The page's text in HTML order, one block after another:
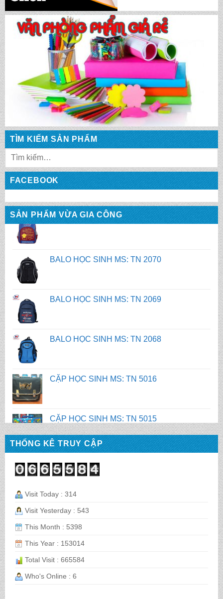
TÌM KIẾM SẢN PHẨM
FACEBOOK
SẢN PHẨM VỪA GIA CÔNG
CẶP HỌC SINH MS: TN 5009
CẶP HỌC SINH MS: TN 5008
CẶP HỌC SINH MS: TN 5007
BALO HỌC SINH MS: TN 2058
BALO HỌC SINH MS: TN 2056
BALO HỌC SINH MS: TN 2070
BALO HỌC SINH MS: TN 2069
BALO HỌC SINH MS: TN 2068
CẶP HỌC SINH MS: TN 5016
CẶP HỌC SINH MS: TN 5015
CẶP HỌC SINH MS: TN 5014
CẶP HỌC SINH MS: TN 5013
CẶP HỌC SINH MS: TN 5012
THỐNG KÊ TRUY CẬP
Visit Today : 314
Visit Yesterday : 543
This Month : 5398
This Year : 153014
Total Visit : 665584
Who's Online : 6